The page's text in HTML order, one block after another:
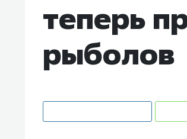
теперь
рыболов